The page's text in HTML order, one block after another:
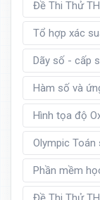
Đề Thi Thử
Tổ hợp xác
Dãy số - cấp
Hàm số và
Hình tọa độ
Olympic Toán
Phần mềm